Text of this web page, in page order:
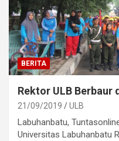
BERITA
Rektor ULB Berbaur
21/09/2019 ULB
Labuhanbatu,
Universitas Labuhanbatu